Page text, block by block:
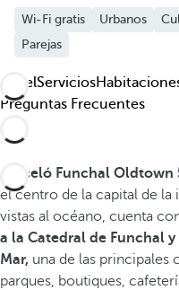
Wi-Fi gratis Urbanos
Parejas
HotelServicios
Preguntas Frecuentes
Barceló Funchal Oldtown
el centro de la capital de la
vistas al océano, cuenta
a la Catedral de Funchal
Mar, una de las principales
parques, boutiques,